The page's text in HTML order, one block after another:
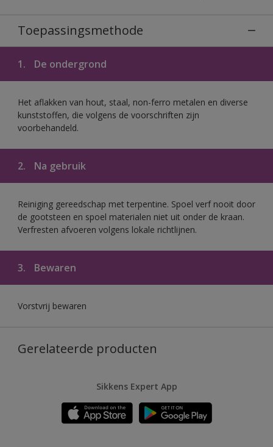
Toepassingsmethode
1. De ondergrond
Het aflakken van hout, staal, non-ferro metalen en diverse
kunststoffen, die volgens de voorschriften zijn
voorbehandeld.
2. Na gebruik
Reiniging gereedschap met terpentine. Spoel verf nooit door
de gootsteen en spoel materialen niet uit onder de kraan.
Verfresten afvoeren volgens lokale richtlijnen.
3. Bewaren
Vorstvrij bewaren
Gerelateerde producten
Sikkens Expert App